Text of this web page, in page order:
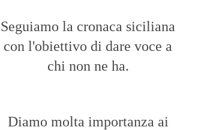
Seguiamo la cronaca siciliana
con l'obiettivo di dare voce a
chi non ne ha.
Diamo molta importanza ai